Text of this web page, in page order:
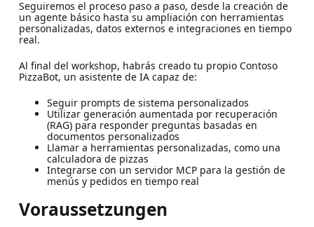
Seguiremos el proceso paso a paso, desde la creación de
un agente básico hasta su ampliación con herramientas
personalizadas, datos externos e integraciones en tiempo
real.
Al final del workshop, habrás creado tu propio Contoso
PizzaBot, un asistente de IA capaz de:
Seguir prompts de sistema personalizados
Utilizar generación aumentada por recuperación
(RAG) para responder preguntas basadas en
documentos personalizados
Llamar a herramientas personalizadas, como una
calculadora de pizzas
Integrarse con un servidor MCP para la gestión de
menús y pedidos en tiempo real
Voraussetzungen